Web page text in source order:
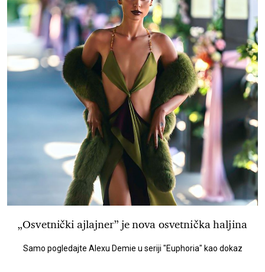
„Osvetnički ajlajner” je nova osvetnička haljina
Samo pogledajte Alexu Demie u seriji "Euphoria" kao dokaz